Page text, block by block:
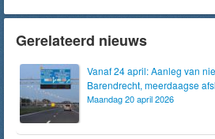
Gerelateerd nieuws
Vanaf 24 april: Aanleg van
Barendrecht, meerdaagse
Maandag 20 april 2026